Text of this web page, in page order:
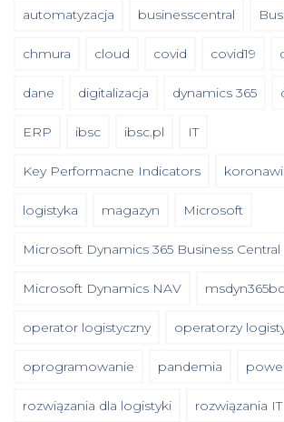
automatyzacja businesscentral
chmura cloud covid covid19
dane digitalizacja dynamics 365
ERP ibsc ibsc.pl IT
Key Performacne Indicators
logistyka magazyn Microsoft
Microsoft Dynamics 365 Business Central
Microsoft Dynamics NAV msdyn365bc
operator logistyczny operatorzy
oprogramowanie pandemia
rozwiązania dla logistyki rozwiązania IT